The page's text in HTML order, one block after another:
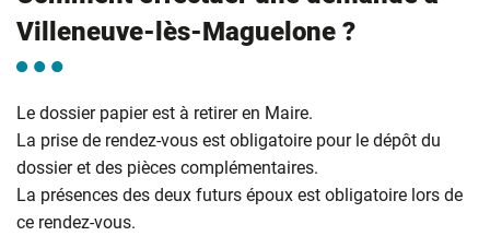
Villeneuve-lès-Maguelone ?
Le dossier papier est à retirer en Maire.
La prise de rendez-vous est obligatoire pour le dépôt du
dossier et des pièces complémentaires.
La présences des deux futurs époux est obligatoire lors de
ce rendez-vous.